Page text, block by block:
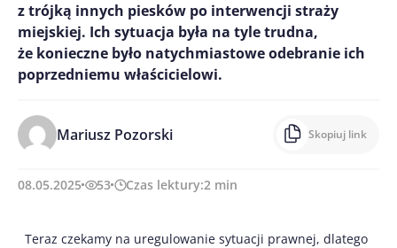
z trójką innych piesków po interwencji straży
miejskiej. Ich sytuacja była na tyle trudna,
że konieczne było natychmiastowe odebranie ich
poprzedniemu właścicielowi.
Mariusz Pozorski Skopiuj link
08.05.2025 53 Czas lektury:2 min
Teraz czekamy na uregulowanie sytuacji prawnej, dlatego